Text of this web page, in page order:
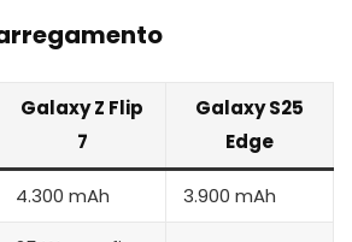
Galaxy Z Flip
7
Galaxy S25
Edge
4.300 mAh 3.900 mAh